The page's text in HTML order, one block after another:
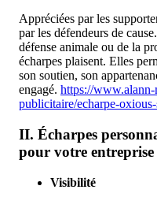
Appréciées par les
par les défendeurs de
défense animale ou de la
écharpes plaisent. Elles
son soutien, son
engagé. https://
publicitaire/echarpe-
II. Écharpes
pour votre entreprise
Visibilité